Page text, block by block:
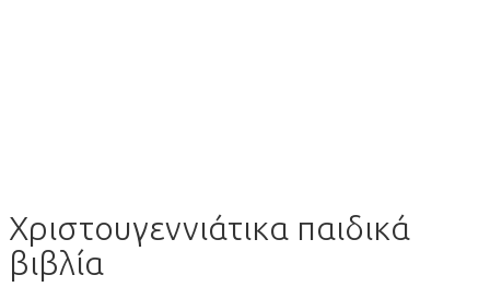
Χριστουγεννιάτικα παιδικά
βιβλία